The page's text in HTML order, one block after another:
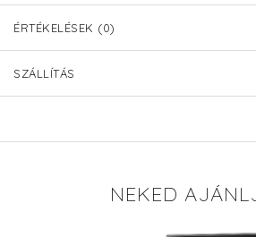
ÉRTÉKELÉSEK (0)
SZÁLLÍTÁS
NEKED